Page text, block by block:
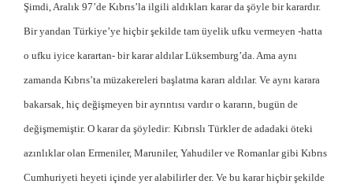
Şimdi, Aralık 97’de Kıbrıs’la ilgili aldıkları karar da şöyle bir karardır.
Bir yandan Türkiye’ye hiçbir şekilde tam üyelik ufku vermeyen -hatta
o ufku iyice karartan- bir karar aldılar Lüksemburg’da. Ama aynı
zamanda Kıbrıs’ta müzakereleri başlatma kararı aldılar. Ve aynı karara
bakarsak, hiç değişmeyen bir ayrıntısı vardır o kararın, bugün de
değişmemiştir. O karar da şöyledir: Kıbrıslı Türkler de adadaki öteki
azınlıklar olan Ermeniler, Maruniler, Yahudiler ve Romanlar gibi Kıbrıs
Cumhuriyeti heyeti içinde yer alabilirler der. Ve bu karar hiçbir şekilde